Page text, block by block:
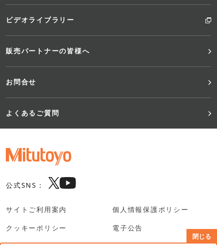
ビデオライブラリー
販売パートナーの皆様へ
お問合せ
よくあるご質問
公式SNS：
サイトご利用案内
個人情報保護ポリシー
クッキーポリシー
電子公告
閉じる